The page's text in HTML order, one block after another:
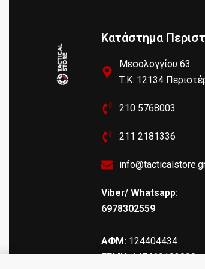
Κατάστημα
Μεσολογγίου 63
Τ.Κ: 12134
210 5768003
211 2181336
Viber/ Whatsapp:
6978302559
ΑΦΜ: 124404434
ΓΕΜΗ: 147469103000